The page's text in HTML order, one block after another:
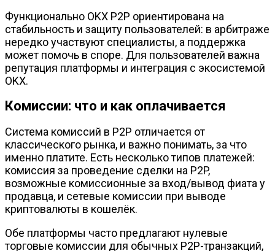
Функционально OKX P2P ориентирована на
стабильность и защиту пользователей: в арбитраже
нередко участвуют специалисты, а поддержка
может помочь в споре. Для пользователей важна
репутация платформы и интеграция с экосистемой
OKX.
Комиссии: что и как оплачивается
Система комиссий в P2P отличается от
классического рынка, и важно понимать, за что
именно платите. Есть несколько типов платежей:
комиссия за проведение сделки на P2P,
возможные комиссионные за вход/вывод фиата у
продавца, и сетевые комиссии при выводе
криптовалюты в кошелёк.
Обе платформы часто предлагают нулевые
торговые комиссии для обычных P2P-транзакций,